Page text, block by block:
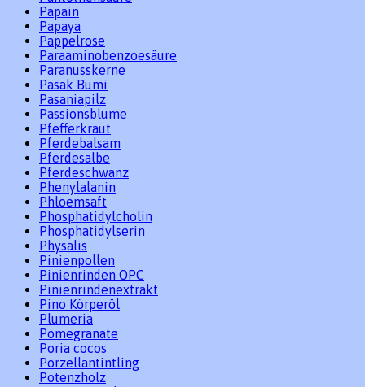
Papain
Papaya
Pappelrose
Paraaminobenzoesäure
Paranusskerne
Pasak Bumi
Pasaniapilz
Passionsblume
Pfefferkraut
Pferdebalsam
Pferdesalbe
Pferdeschwanz
Phenylalanin
Phloemsaft
Phosphatidylcholin
Phosphatidylserin
Physalis
Pinienpollen
Pinienrinden OPC
Pinienrindenextrakt
Pino Körperöl
Plumeria
Pomegranate
Poria cocos
Porzellantintling
Potenzholz